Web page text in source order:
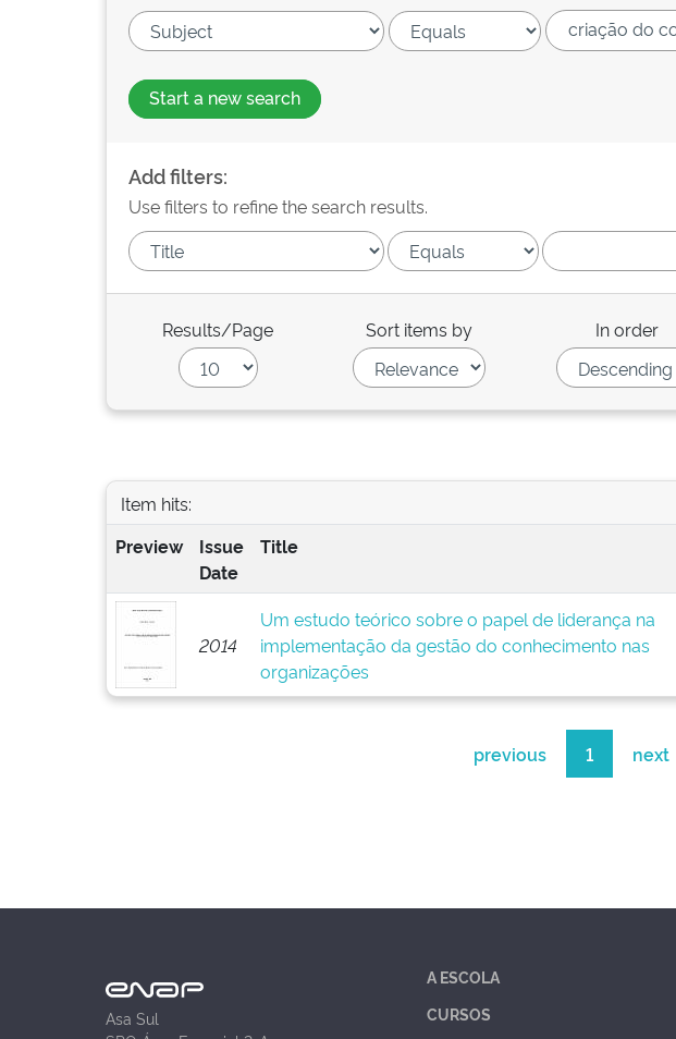
Start a new search
Add filters:
Use filters to refine the search results.
Results/Page Sort items by In order
Item hits:
Preview
Issue
Date
Title
2014
Um estudo teórico sobre o papel de liderança na
implementação da gestão do conhecimento nas
organizações
previous 1 next
Asa Sul
A ESCOLA
CURSOS